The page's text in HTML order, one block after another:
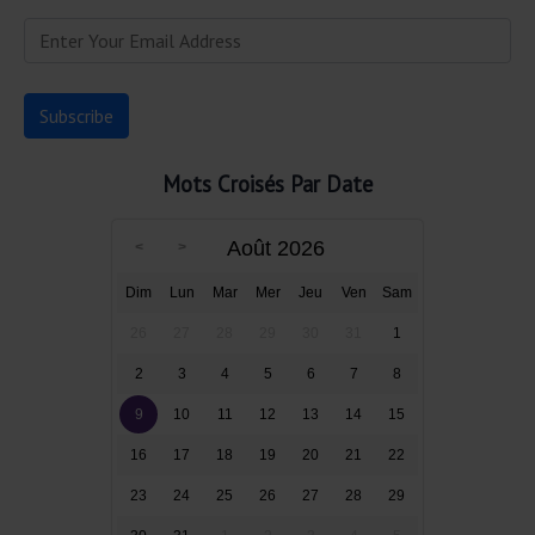
Mots Croisés Par Date
Août 2026
Dim Lun Mar Mer Jeu Ven Sam
1
2 3 4 5 6 7 8
9 10 11 12 13 14 15
16 17 18 19 20 21 22
23 24 25 26 27 28 29